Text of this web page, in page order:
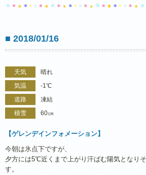
■ 2018/01/16
天気
晴れ
気温
-1℃
道路
凍結
積雪
60㎝
【ゲレンデインフォメーション】
今朝は氷点下ですが、
夕方には5℃近くまで上がり汗ばむ陽気となり
す。